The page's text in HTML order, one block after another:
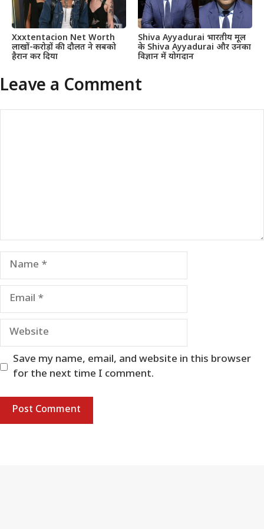
Xxxtentacion Net Worth
लाखों-करोड़ों की दौलत ने सबको
हैरान कर दिया
Shiva Ayyadurai भारतीय मूल
के Shiva Ayyadurai और उनका
विज्ञान में योगदान
Leave a Comment
Name
Email
Website
Save my name, email, and website in this browser
for the next time I comment.